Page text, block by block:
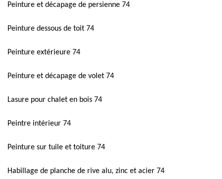
Peinture et décapage de persienne 74
Peinture dessous de toit 74
Peinture extérieure 74
Peinture et décapage de volet 74
Lasure pour chalet en bois 74
Peintre intérieur 74
Peinture sur tuile et toiture 74
Habillage de planche de rive alu, zinc et acier 74